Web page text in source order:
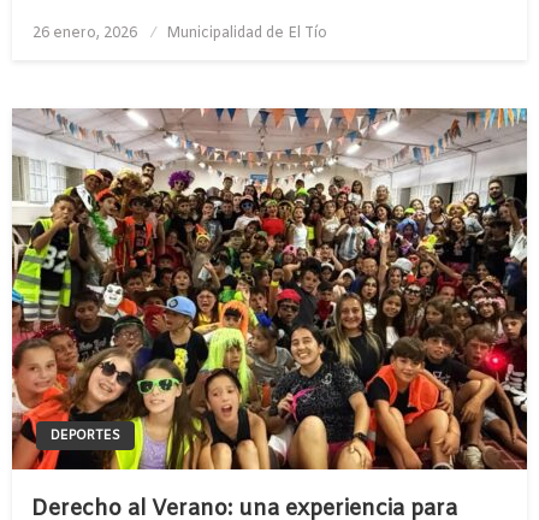
Publicado
26 enero, 2026 Municipalidad de El Tío
DEPORTES
Derecho al Verano: una experiencia para